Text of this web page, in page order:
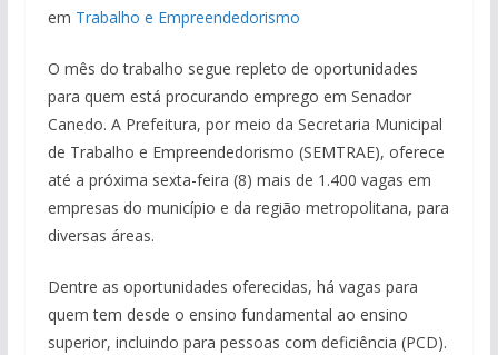
em Trabalho e Empreendedorismo
O mês do trabalho segue repleto de oportunidades
para quem está procurando emprego em Senador
Canedo. A Prefeitura, por meio da Secretaria Municipal
de Trabalho e Empreendedorismo (SEMTRAE), oferece
até a próxima sexta-feira (8) mais de 1.400 vagas em
empresas do município e da região metropolitana, para
diversas áreas.
Dentre as oportunidades oferecidas, há vagas para
quem tem desde o ensino fundamental ao ensino
superior, incluindo para pessoas com deficiência (PCD).